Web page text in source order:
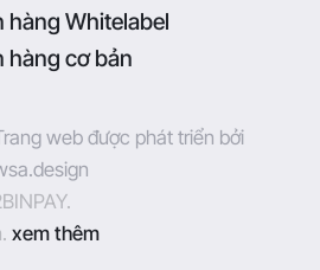
hàng Whitelabel
hàng cơ bản
xem thêm
web được phát triển bởi